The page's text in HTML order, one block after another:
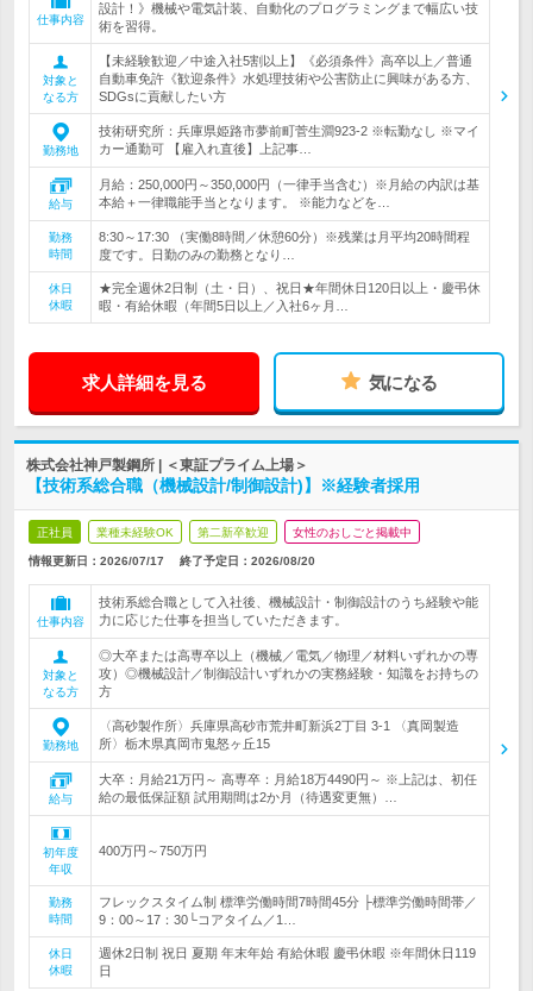
仕事内容
設計！》機械や電気計装、自動化のプログラミングまで幅広い技
術を習得。
対象と
なる方
【未経験歓迎／中途入社5割以上】《必須条件》高卒以上／普通
自動車免許《歓迎条件》水処理技術や公害防止に興味がある方、
SDGsに貢献したい方
勤務地
技術研究所：兵庫県姫路市夢前町菅生澗923-2 ※転勤なし ※マイ
カー通勤可 【雇入れ直後】上記事…
給与
月給：250,000円～350,000円（一律手当含む）※月給の内訳は基
本給＋一律職能手当となります。 ※能力などを…
勤務
時間
8:30～17:30 （実働8時間／休憩60分）※残業は月平均20時間程
度です。日勤のみの勤務となり…
休日
休暇
★完全週休2日制（土・日）、祝日★年間休日120日以上・慶弔休
暇・有給休暇（年間5日以上／入社6ヶ月…
求人詳細を見る 気になる
株式会社神戸製鋼所 | ＜東証プライム上場＞
【技術系総合職（機械設計/制御設計)】※経験者採用
正社員 業種未経験OK 第二新卒歓迎 女性のおしごと掲載中
情報更新日：2026/07/17 終了予定日： 2026/08/20
仕事内容
技術系総合職として入社後、機械設計・制御設計のうち経験や能
力に応じた仕事を担当していただきます。
対象と
なる方
◎大卒または高専卒以上（機械／電気／物理／材料いずれかの専
攻）◎機械設計／制御設計いずれかの実務経験・知識をお持ちの
方
勤務地
〈高砂製作所〉兵庫県高砂市荒井町新浜2丁目 3-1 〈真岡製造
所〉栃木県真岡市鬼怒ヶ丘15
給与
大卒：月給21万円～ 高専卒：月給18万4490円～ ※上記は、初任
給の最低保証額 試用期間は2か月（待遇変更無）…
初年度
年収
400万円～750万円
勤務
時間
フレックスタイム制 標準労働時間7時間45分 ├標準労働時間帯／
9：00～17：30└コアタイム／1…
休日
休暇
週休2日制 祝日 夏期 年末年始 有給休暇 慶弔休暇 ※年間休日119
日